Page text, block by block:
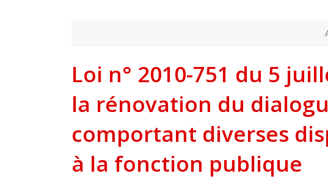
Loi n° 2010-751 du 5
la rénovation du
comportant diverses
à la fonction publique